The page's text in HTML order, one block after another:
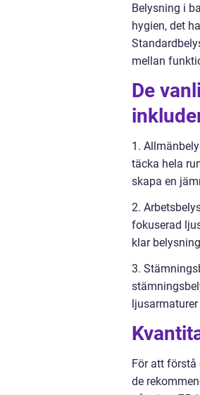
Belysning i
hygien, det
mellan
De
1.
täcka hela
skapa en
2.
fokuserad
klar
3.
För att förstå
de